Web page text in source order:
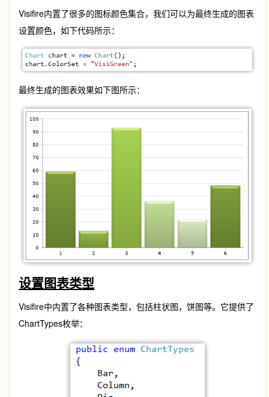
Visifire内置了很多的图标颜色集合，我们可以为最终生成的图表
设置颜色，如下代码所示：
最终生成的图表效果如下图所示：
设置图表类型
Visifire中内置了各种图表类型，包括柱状图，饼图等。它提供了
ChartTypes枚举：